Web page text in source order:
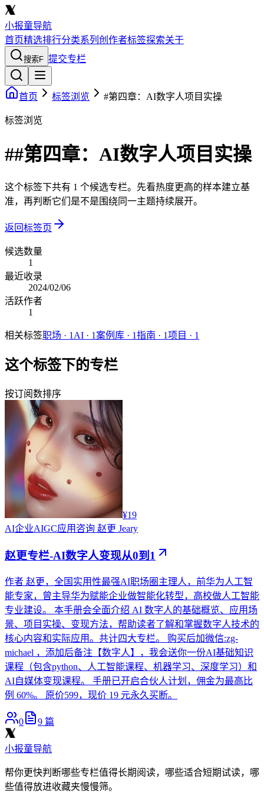
小报童导航
首页精选排行分类系列 创作者标签探索关于
搜索F 提交专栏
首页 标签浏览 #第四章：AI数字人项目实操
标签浏览
##第四章：AI数字人项目实操
这个标签下共有 1 个候选专栏。先看热度更高的样本建立基
准，再判断它们是不是围绕同一主题持续展开。
返回标签页
候选数量
1
最近收录
2024/02/06
活跃作者
1
相关标签职场 · 1 AI · 1案例库 · 1指南 · 1项目 · 1
这个标签下的专栏
按订阅数排序
¥19
AI企业AIGC应用咨询 赵更 Jeary
赵更专栏-AI数字人变现从0到1
作者 赵更，全国实用性最强AI职场圈主理人，前华为人工智
能专家，曾主导华为赋能企业做智能化转型，高校做人工智能
专业建设。 本手册会全面介绍 AI 数字人的基础概览、应用场
景、项目实操、变现方法，帮助读者了解和掌握数字人技术的
核心内容和实际应用。共计四大专栏。 购买后加微信:zg-
michael ，添加后备注【数字人】，我会送你一份AI基础知识
课程（包含python、人工智能课程、机器学习、深度学习）和
AI自媒体变现课程。 手册已开启合伙人计划，佣金为最高比
例 60%。 原价599，现价 19 元永久买断。
0 9 篇
小报童导航
帮你更快判断哪些专栏值得长期阅读，哪些适合短期试读，哪
些值得放进收藏夹慢慢筛。